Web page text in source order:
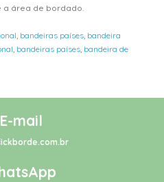
a área de bordado.
, bandeiras países, bandeira
, bandeiras países, bandeira de
E-mail